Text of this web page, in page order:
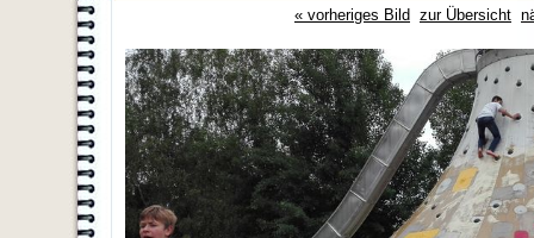
« vorheriges Bild zur Übersicht